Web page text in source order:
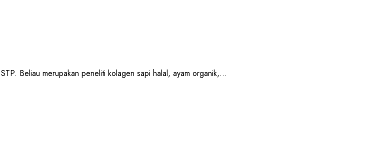
Beliau merupakan peneliti kolagen sapi halal, ayam organik,...